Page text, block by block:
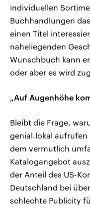
individuellen
Buchhandlungen
einen Titel
naheliegenden
Wunschbuch kann
oder aber es wird
„Auf Augenhöhe
Bleibt die Frage,
genial.lokal aufrufen
dem vermutlich
Katalogangebot
der Anteil des US-
Deutschland bei
schlechte Publicity